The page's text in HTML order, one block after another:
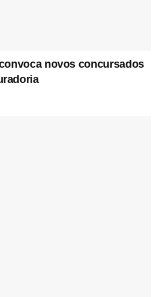
novos concursados